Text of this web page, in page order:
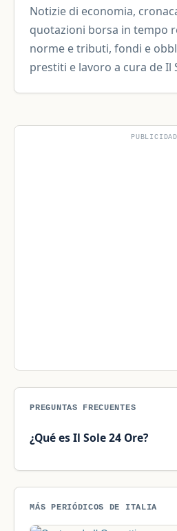
Notizie di economia,
quotazioni borsa in tempo
norme e tributi, fondi e
prestiti e lavoro a cura de Il
PUBLICIDAD
PREGUNTAS FRECUENTES
¿Qué es Il Sole 24 Ore?
MÁS PERIÓDICOS DE ITALIA